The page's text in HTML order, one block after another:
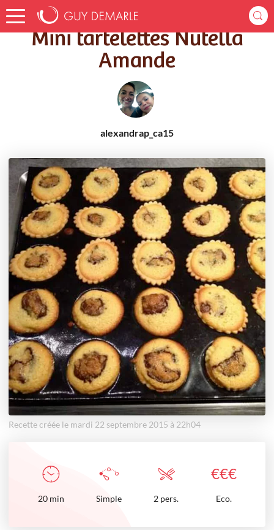
Accueil Recettes Mini tartelettes Nutella Amande
Mini tartelettes Nutella
Amande
alexandrap_ca15
Recette créée le mardi 22 septembre 2015 à 22h04
€€€
20 min Simple 2 pers. Eco.